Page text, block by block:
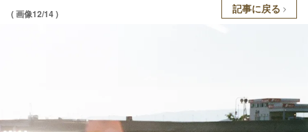
( 画像12/14 ) 記事に戻る